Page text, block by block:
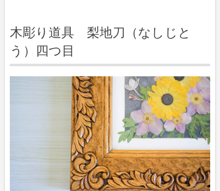
木彫り道具 梨地刀（なしじと
う）四つ目